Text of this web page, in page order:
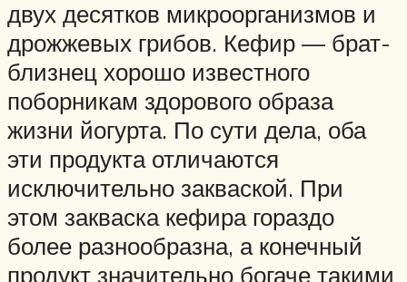
двух десятков микроорганизмов и
дрожжевых грибов. Кефир — брат-
близнец хорошо известного
поборникам здорового образа
жизни йогурта. По сути дела, оба
эти продукта отличаются
исключительно закваской. При
этом закваска кефира гораздо
более разнообразна, а конечный
продукт значительно богаче такими